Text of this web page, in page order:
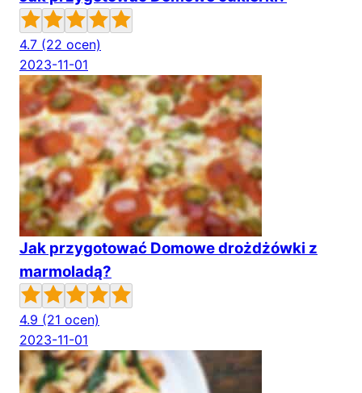
4.7 (22 ocen)
2023-11-01
Jak przygotować Domowe drożdżówki z
marmoladą?
4.9 (21 ocen)
2023-11-01